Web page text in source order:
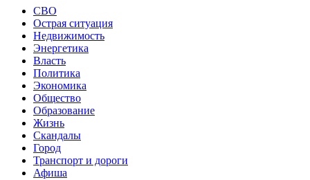
СВО
Острая ситуация
Недвижимость
Энергетика
Власть
Политика
Экономика
Общество
Образование
Жизнь
Скандалы
Город
Транспорт и дороги
Афиша